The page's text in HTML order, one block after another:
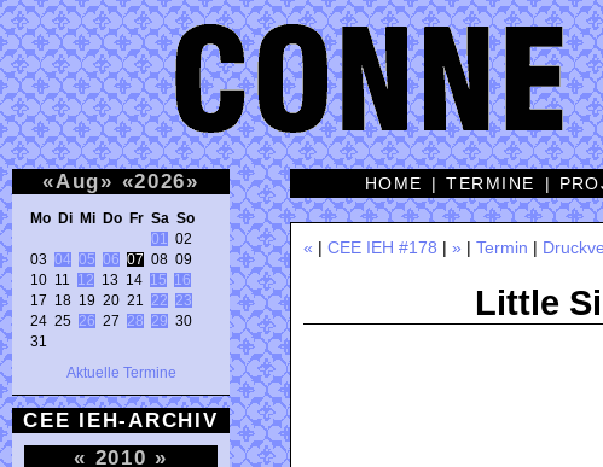
«Aug» «2026»
Mo Di Mi Do Fr Sa So
01
02
03 04 05 06 07 08 09
10 11 12 13 14 15
16
17 18 19 20 21 22
23
24 25 26 27 28 29 30
31
Aktuelle Termine
CEE IEH-ARCHIV
« 2010 »
HOME |TERMINE |
« | CEE IEH #178 | » | Termin |
Little